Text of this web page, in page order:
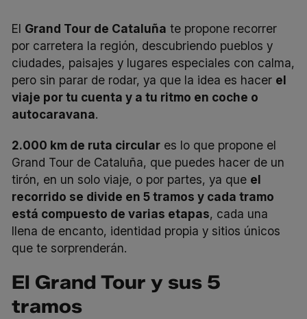
El Grand Tour de Cataluña te propone recorrer
por carretera la región, descubriendo pueblos y
ciudades, paisajes y lugares especiales con calma,
pero sin parar de rodar, ya que la idea es hacer el
viaje por tu cuenta y a tu ritmo en coche o
autocaravana.
2.000 km de ruta circular es lo que propone el
Grand Tour de Cataluña, que puedes hacer de un
tirón, en un solo viaje, o por partes, ya que el
recorrido se divide en 5 tramos y cada tramo
está compuesto de varias etapas, cada una
llena de encanto, identidad propia y sitios únicos
que te sorprenderán.
El Grand Tour y sus 5
tramos